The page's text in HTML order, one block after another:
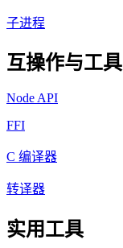
子进程
互操作与工具
Node API
FFI
C 编译器
转译器
实用工具